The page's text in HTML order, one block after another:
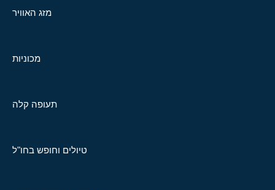
מזג האוויר
מכוניות
תעופה קלה
טיולים וחופש בחו"ל